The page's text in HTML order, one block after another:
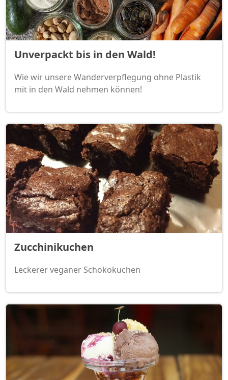
Unverpackt bis in den Wald!
Wie wir unsere Wanderverpflegung ohne Plastik
mit in den Wald nehmen können!
Zucchinikuchen
Leckerer veganer Schokokuchen